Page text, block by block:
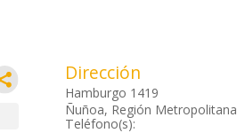
Dirección
Hamburgo 1419
Ñuñoa, Región Metropolitana
Teléfono(s):